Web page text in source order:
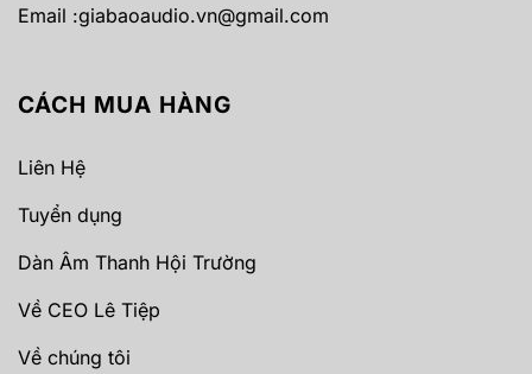
Email :giabaoaudio.vn@gmail.com
CÁCH MUA HÀNG
Liên Hệ
Tuyển dụng
Dàn Âm Thanh Hội Trường
Về CEO Lê Tiệp
Về chúng tôi